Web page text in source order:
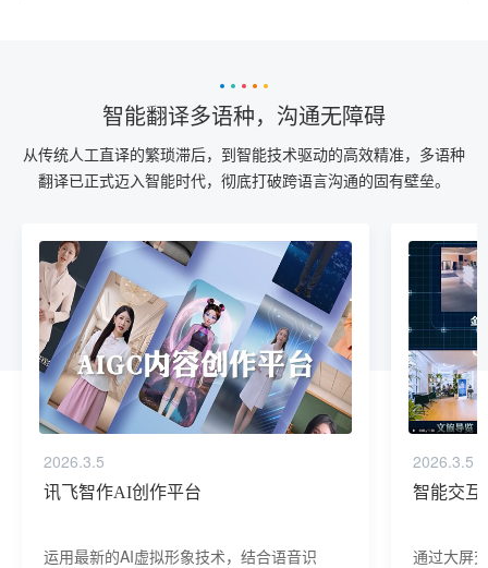
智能翻译多语种，沟通无障碍
从传统人工直译的繁琐滞后，到智能技术驱动的高效精准，多语种
翻译已正式迈入智能时代，彻底打破跨语言沟通的固有壁垒。
2026.3.5
讯飞智作AI创作平台
运用最新的AI虚拟形象技术，结合语音识
2026.3.5
智能交互
通过大屏